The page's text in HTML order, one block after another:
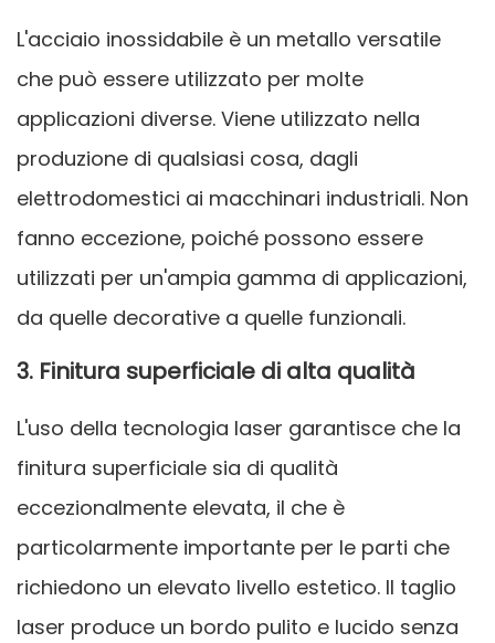
L'acciaio inossidabile è un metallo versatile
che può essere utilizzato per molte
applicazioni diverse. Viene utilizzato nella
produzione di qualsiasi cosa, dagli
elettrodomestici ai macchinari industriali. Non
fanno eccezione, poiché possono essere
utilizzati per un'ampia gamma di applicazioni,
da quelle decorative a quelle funzionali.
3. Finitura superficiale di alta qualità
L'uso della tecnologia laser garantisce che la
finitura superficiale sia di qualità
eccezionalmente elevata, il che è
particolarmente importante per le parti che
richiedono un elevato livello estetico. Il taglio
laser produce un bordo pulito e lucido senza